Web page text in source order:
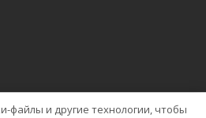
файлы и другие технологии, чтобы